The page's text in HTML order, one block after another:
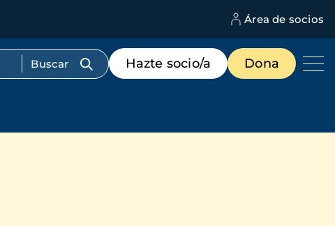
Área de socios
Menú
de
destacados
Hazte socio/a Dona